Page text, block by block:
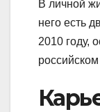
В личной
него есть
2010 году,